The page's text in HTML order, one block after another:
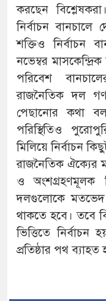
করছেন
নির্বাচন বানচালে
শক্তিও নির্বাচন
নভেম্বর
পরিবেশ
রাজনৈতিক দল
পেছানোর কথা
পরিস্থিতিও
মিলিয়ে নির্বাচন
রাজনৈতিক ঐক্যের
ও অংশগ্রহণমূলক
দলগুলোকে মতভেদ
থাকতে হবে। তবে
ভিত্তিতে নির্বাচন
প্রতিষ্ঠার পথ ব্যাহত